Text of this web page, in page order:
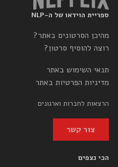
ספריית הוידאו של ה-NLP
מהיכן הסרטונים באתר?
רוצה להוסיף סרטון?
תנאי השימוש באתר
מדיניות הפרטיות באתר
הרצאות לחברות וארגונים
צור קשר
הכי נצפים